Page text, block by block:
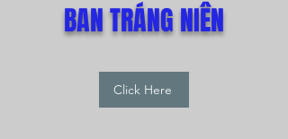
BAN TRÁNG NIÊN
Click Here